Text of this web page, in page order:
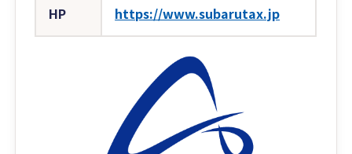
HP https://www.subarutax.jp